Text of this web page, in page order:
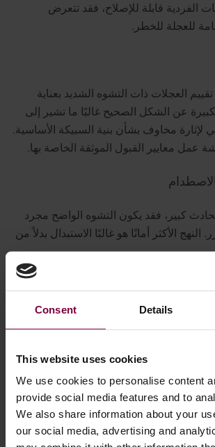
Consent Details
This website uses cookies
We use cookies to personalise content
provide social media features and to
We also share information about your
our social media, advertising and
الفردية قابلة للإصلاح، فقد تتعرض
للعجلة للخطر.
العجلات ذات التشوه الشديد بعناية
عن الشكل الصحيح غالبًا ما تشير إلى
لإثارة مخاوف بشأن بنية السبيكة الأساسية.
عمل معايير القبول الموثقة الخاصة بها.
كبير، فقد يكون التشوه الواضح مجرد
الأكثر أمانًا هو غالبًا الاستبدال بدلاً من
بها، بل أيضاً بالإصلاحات التي يرفضها.